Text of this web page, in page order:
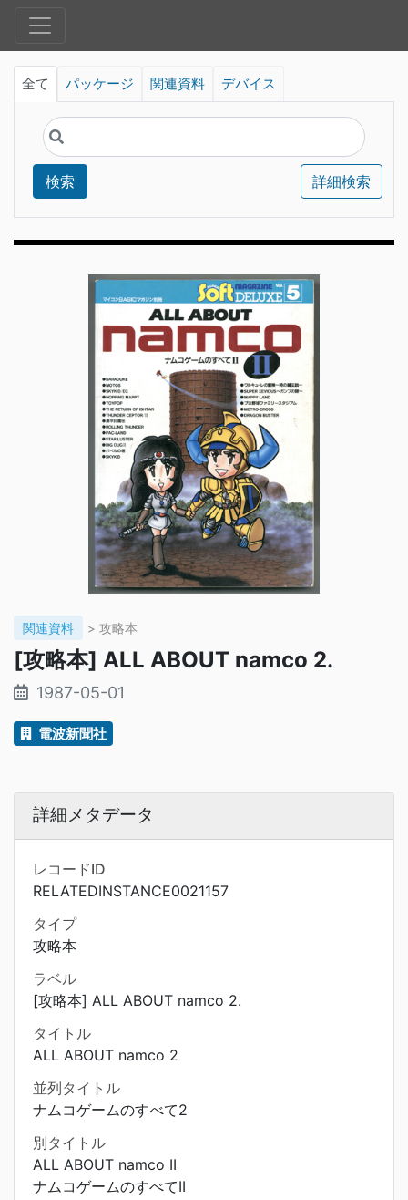
全て パッケージ 関連資料 デバイス
検索 詳細検索
関連資料 > 攻略本
[攻略本] ALL ABOUT namco 2.
1987-05-01
電波新聞社
詳細メタデータ
レコードID
RELATEDINSTANCE0021157
タイプ
攻略本
ラベル
[攻略本] ALL ABOUT namco 2.
タイトル
ALL ABOUT namco 2
並列タイトル
ナムコゲームのすべて2
別タイトル
ALL ABOUT namco II
ナムコゲームのすべてII